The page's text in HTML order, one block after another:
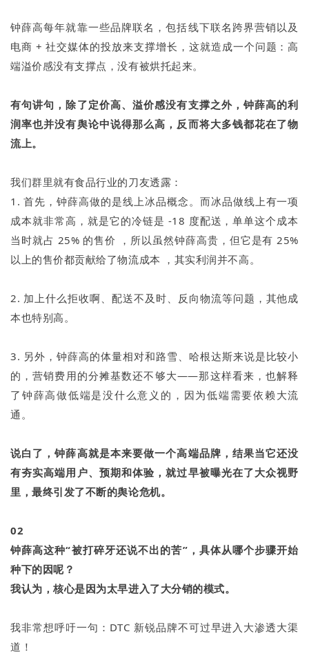
钟薛高每年就靠一些品牌联名，包括线下联名跨界营销以及
电商 + 社交媒体的投放来支撑增长，这就造成一个问题：高
端溢价感没有支撑点，没有被烘托起来。
有句讲句，除了定价高、溢价感没有支撑之外，钟薛高的利
润率也并没有舆论中说得那么高，反而将大多钱都花在了物
流上。
我们群里就有食品行业的刀友透露：
1. 首先，钟薛高做的是线上冰品概念。而冰品做线上有一项
成本就非常高，就是它的冷链是 -18 度配送，单单这个成本
当时就占 25% 的售价 ，所以虽然钟薛高贵，但它是有 25%
以上的售价都贡献给了物流成本 ，其实利润并不高。
2. 加上什么拒收啊、配送不及时、反向物流等问题，其他成
本也特别高。
3. 另外，钟薛高的体量相对和路雪、哈根达斯来说是比较小
的，营销费用的分摊基数还不够大——那这样看来，也解释
了钟薛高做低端是没什么意义的，因为低端需要依赖大流
通。
说白了，钟薛高就是本来要做一个高端品牌，结果当它还没
有夯实高端用户、预期和体验，就过早被曝光在了大众视野
里，最终引发了不断的舆论危机。
02
钟薛高这种“被打碎牙还说不出的苦”，具体从哪个步骤开始
种下的因呢？
我认为，核心是因为太早进入了大分销的模式。
我非常想呼吁一句：DTC 新锐品牌不可过早进入大渗透大渠
道！